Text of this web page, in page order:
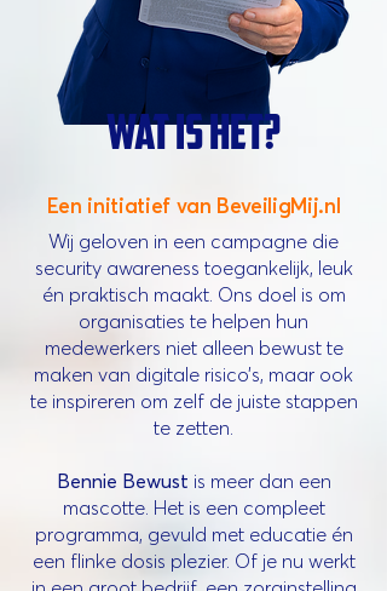
Wat is het?
Een initiatief van BeveiligMij.nl
Wij geloven in een campagne die
security awareness toegankelijk, leuk
én praktisch maakt. Ons doel is om
organisaties te helpen hun
medewerkers niet alleen bewust te
maken van digitale risico’s, maar ook
te inspireren om zelf de juiste stappen
te zetten.
Bennie Bewust is meer dan een
mascotte. Het is een compleet
programma, gevuld met educatie én
een flinke dosis plezier. Of je nu werkt